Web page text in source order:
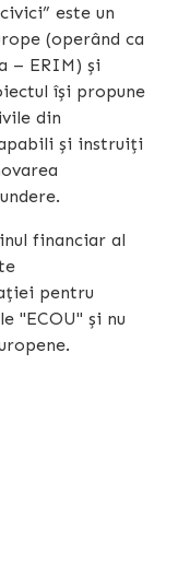
este un
(operând ca
– ERIM) și
își propune
din
și instruiți
financiar al
pentru
"ECOU" și nu